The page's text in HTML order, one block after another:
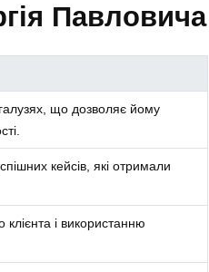
Павловича
галузях, що дозволяє йому
кейсів, які отримали
клієнта і використанню